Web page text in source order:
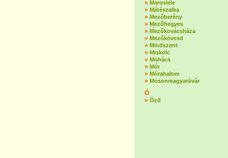
» Maroslele
» Mátészalka
» Mezőberény
» Mezőhegyes
» Mezőkovácsháza
» Mezőkövesd
» Mindszent
» Miskolc
» Mohács
» Mór
» Mórahalom
» Mosonmagyaróvár
Ó
» Ózd